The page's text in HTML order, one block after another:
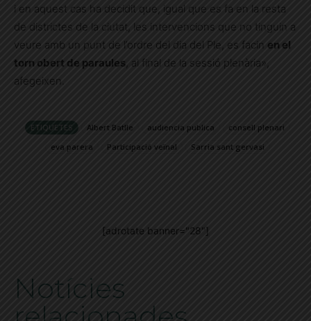
i en aquest cas ha decidit que, igual que es fa en la resta
de districtes de la ciutat, les intervencions que no tinguin a
veure amb un punt de l’ordre del dia del Ple, es facin en el
torn obert de paraules, al final de la sessió plenària»,
afegeixen.
ETIQUETES Albert Batlle audiencia publica
consell plenari
eva parera
Participació veïnal Sarria sant gervasi
[adrotate banner="28"]
Notícies